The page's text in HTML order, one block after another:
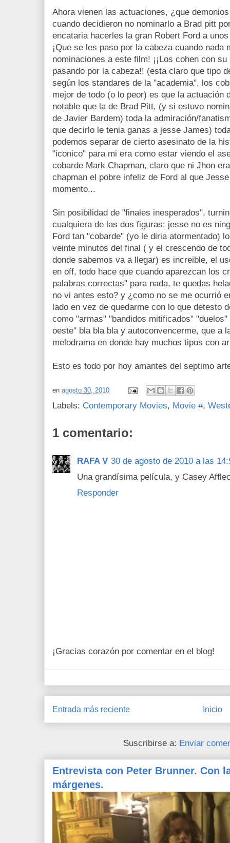
Ahora vienen las actuaciones, ¿que
cuando decidieron no nominarlo a Brad pitt
encataria hacerles la gran Robert Ford a
¡Que se les paso por la cabeza cuando nada
nominaciones a este film! ¡¡Los cohen con
pasando por la cabeza!! (esta claro que tipo
según los standares de la "academia", los
mejor de todo (o lo peor) es que la actuación
notable que la de Brad Pitt, (y si estuvo
de Javier Bardem) toda la admiración/
que decirlo le tenia ganas a jesse James)
podemos separar de cierto asesinato de la
"iconico" para mi era como estar viendo el
cobarde Mark Chapman, claro que ni Jhon
chapman el pobre infeliz de Ford al que
momento...
Sin posibilidad de "finales inesperados",
cualquiera de las dos figuras: jesse no es
Ford tan "cobarde" (yo le diria atormentado)
veinte minutos del final ( y el crescendo de
donde sabemos va a llegar) es increible, el
en off, todo hace que cuando aparezcan los
palabras correctas" para nada, te quedas
no vi antes esto? y ¿como no se me ocurrió
lado en vez de quedarme con lo que detesto
como "armas" "bandidos mitificados"
oeste" bla bla bla y autoconvencerme, que a
melodrama en donde hay muchos tipos con
Esto es todo por hoy amantes del septimo
en agosto 30, 2010
Labels: Contemporary Movies, Movie #,
1 comentario:
RAFA V 30 de agosto de 2010 a las
Una grandísima película, y Casey
Responder
¡Gracias corazón por comentar en el blog!
Entrada más reciente Inicio
Suscribirse a: Enviar
Entrevista con Peter Brunner. Con
márgenes.